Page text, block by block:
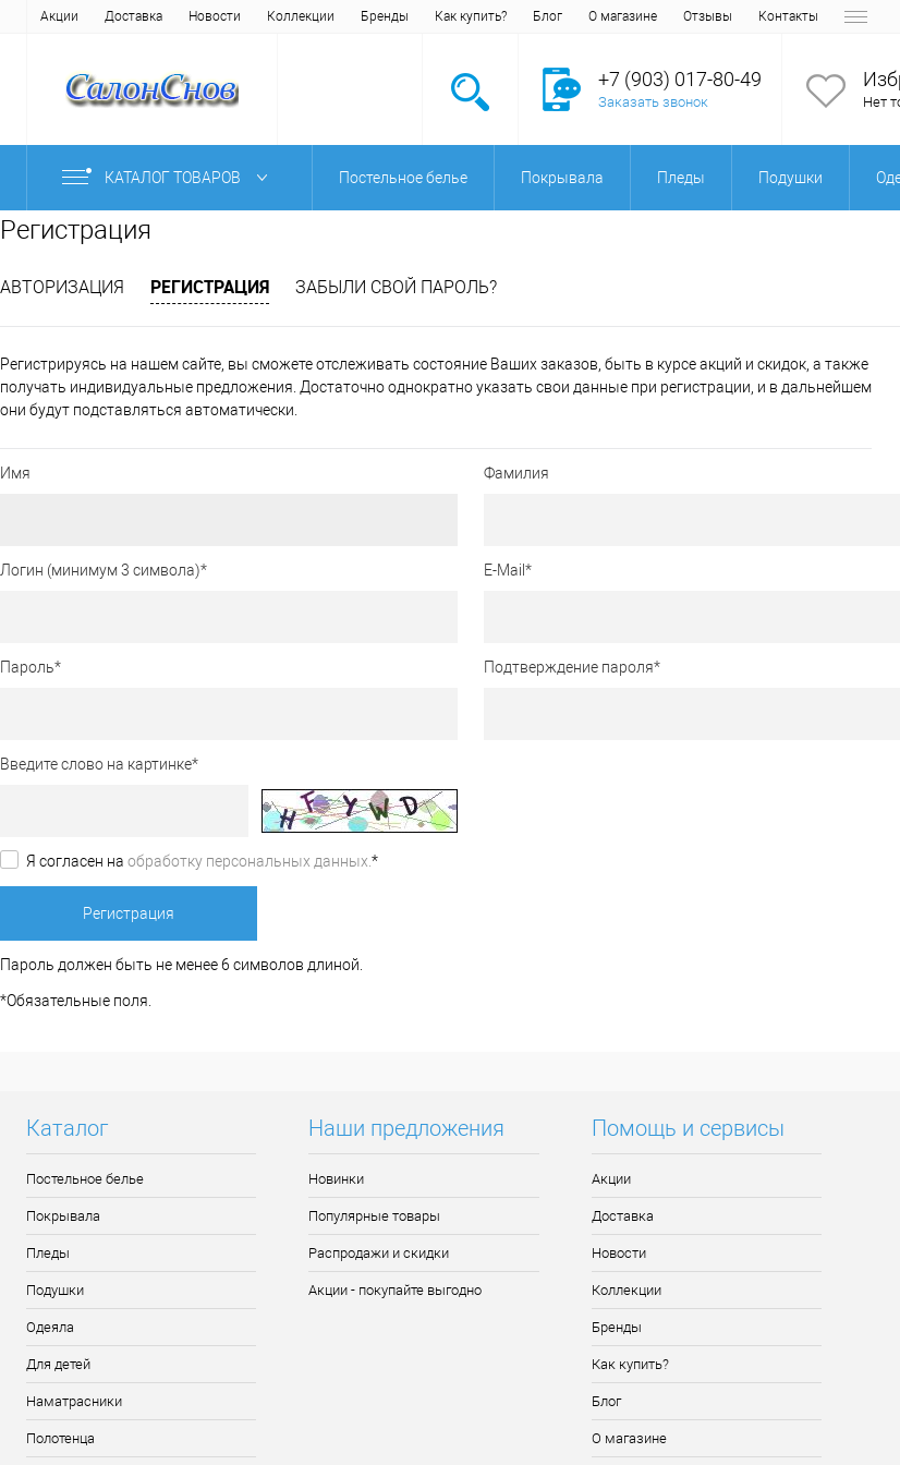
Акции Доставка Новости Коллекции Бренды Как купить? Блог О магазине Отзывы Контакты
+7 (903) 017-80-49
Заказать звонок Нет
КАТАЛОГ ТОВАРОВ Постельное белье Покрывала Пледы Подушки
Регистрация
АВТОРИЗАЦИЯ РЕГИСТРАЦИЯ ЗАБЫЛИ СВОЙ ПАРОЛЬ?
Регистрируясь на нашем сайте, вы сможете отслеживать состояние Ваших заказов, быть в курсе акций и скидок, а также
получать индивидуальные предложения. Достаточно однократно указать свои данные при регистрации, и в дальнейшем
они будут подставляться автоматически.
Имя Фамилия
Логин (минимум 3 символа)* E-Mail *
Пароль* Подтверждение пароля*
Введите слово на картинке*
Я согласен на обработку персональных данных. *
Пароль должен быть не менее 6 символов длиной.
*Обязательные поля.
Каталог
Постельное белье
Покрывала
Пледы
Подушки
Одеяла
Для детей
Наматрасники
Полотенца
Наши предложения
Новинки
Популярные товары
Распродажи и скидки
Акции - покупайте выгодно
Помощь и сервисы
Акции
Доставка
Новости
Коллекции
Бренды
Как купить?
Блог
О магазине